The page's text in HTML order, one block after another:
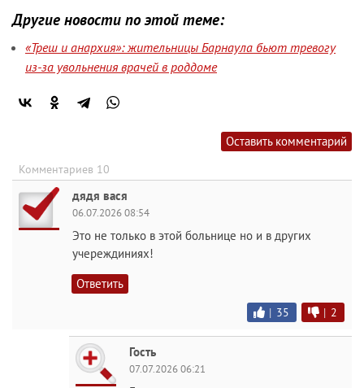
Другие новости по этой теме:
«Треш и анархия»: жительницы Барнаула бьют тревогу
из-за увольнения врачей в роддоме
Оставить комментарий
Комментариев 10
дядя вася
06.07.2026 08:54
Это не только в этой больнице но и в других
учереждиниях!
Ответить
| 35 | 2
Гость
07.07.2026 06:21